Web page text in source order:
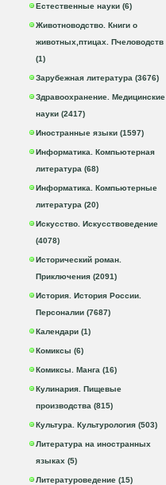
Естественные науки (6)
Животноводство. Книги о
животных,птицах. Пчеловодств
(1)
Зарубежная литература (3676)
Здравоохранение. Медицинские
науки (2417)
Иностранные языки (1597)
Информатика. Компьютерная
литература (68)
Информатика. Компьютерные
литература (20)
Искусство. Искусствоведение
(4078)
Исторический роман.
Приключения (2091)
История. История России.
Персоналии (7687)
Календари (1)
Комиксы (6)
Комиксы. Манга (16)
Кулинария. Пищевые
производства (815)
Культура. Культурология (503)
Литература на иностранных
языках (5)
Литературоведение (15)